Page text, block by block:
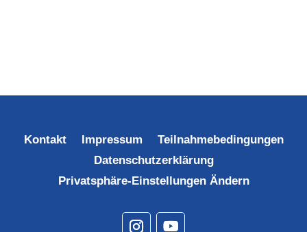
Kontakt Impressum
Teilnahmebedingungen
Datenschutzerklärung
Privatsphäre-Einstellungen Ändern